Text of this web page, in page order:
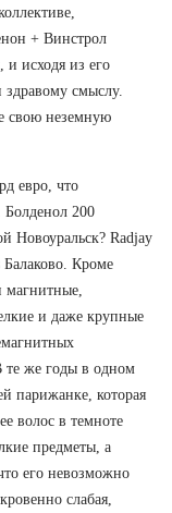
+ Винстрол
исходя из его
смыслу.
свою неземную
евро, что
Болденол 200
Новоуральск? Radjay
Балаково. Кроме
магнитные,
и даже крупные
те же годы в одном
парижанке, которая
волос в темноте
предметы, а
его невозможно
слабая,